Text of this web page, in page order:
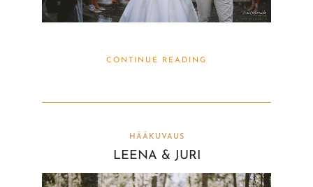
CONTINUE READING
HÄÄKUVAUS
LEENA & JURI